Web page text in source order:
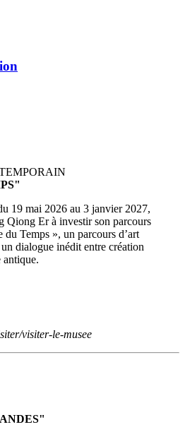
19 mai 2026 au 3 janvier 2027,
Qiong Er à investir son parcours
Temps », un parcours d’art
dialogue inédit entre création
antique.
visiter-le-musee